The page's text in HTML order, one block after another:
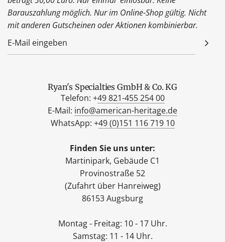
Barauszahlung möglich. Nur im Online-Shop gültig. Nicht
mit anderen Gutscheinen oder Aktionen kombinierbar.
Ryan's Specialties GmbH & Co. KG
Telefon: +49 821-455 254 00
E-Mail: info@american-heritage.de
WhatsApp: +49 (0)151 116 719 10
Finden Sie uns unter:
Martinipark, Gebäude C1
Provinostraße 52
(Zufahrt über Hanreiweg)
86153 Augsburg
Montag - Freitag: 10 - 17 Uhr.
Samstag: 11 - 14 Uhr.